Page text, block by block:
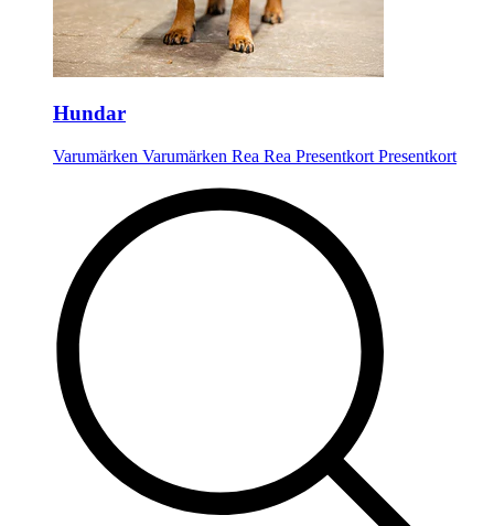
Hundar
Varumärken Varumärken Rea Rea Presentkort Presentkort